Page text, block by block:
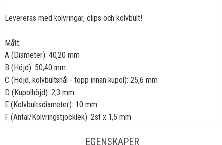
Levereras med kolvringar, clips och kolvbult!
Mått:
A (Diameter): 40,20 mm
B (Höjd): 50,40 mm
C (Höjd, kolvbultshål - topp innan kupol): 25,6 mm
D (Kupolhöjd): 2,3 mm
E (Kolvbultsdiameter): 10 mm
F (Antal/Kolvringstjocklek): 2st x 1,5 mm
EGENSKAPER